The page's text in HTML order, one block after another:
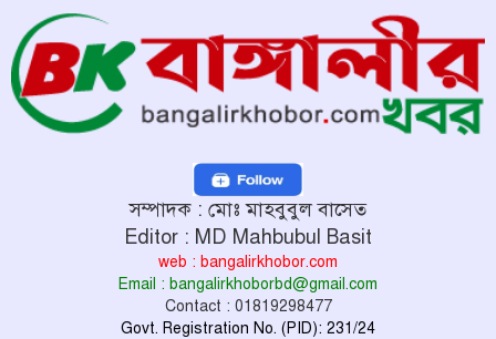
সম্পাদক : মোঃ মাহবুবুল বাসেত
Editor : MD Mahbubul Basit
web : bangalirkhobor.com
Email : bangalirkhoborbd@gmail.com
Contact : 01819298477
Govt. Registration No. (PID): 231/24